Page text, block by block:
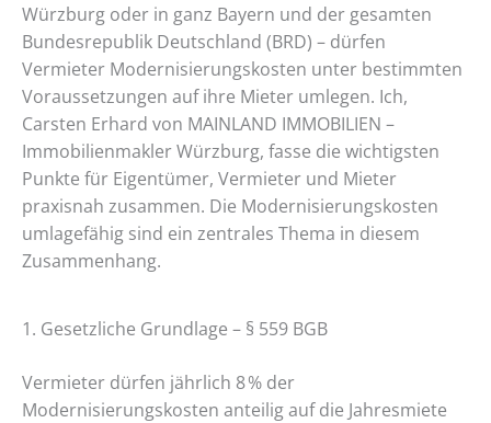
Würzburg oder in ganz Bayern und der gesamten
Bundesrepublik Deutschland (BRD) – dürfen
Vermieter Modernisierungskosten unter bestimmten
Voraussetzungen auf ihre Mieter umlegen. Ich,
Carsten Erhard von MAINLAND IMMOBILIEN –
Immobilienmakler Würzburg, fasse die wichtigsten
Punkte für Eigentümer, Vermieter und Mieter
praxisnah zusammen. Die Modernisierungskosten
umlagefähig sind ein zentrales Thema in diesem
Zusammenhang.
1. Gesetzliche Grundlage – § 559 BGB
Vermieter dürfen jährlich 8 % der
Modernisierungskosten anteilig auf die Jahresmiete